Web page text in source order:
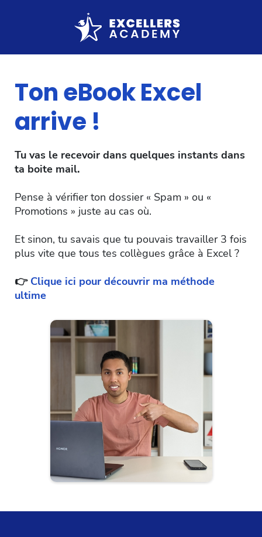
Ton eBook Excel
arrive !
Tu vas le recevoir dans quelques instants dans
ta boite mail.
Pense à vérifier ton dossier « Spam » ou «
Promotions » juste au cas où.
Et sinon, tu savais que tu pouvais travailler 3 fois
plus vite que tous tes collègues grâce à Excel ?
👉 Clique ici pour découvrir ma méthode
ultime